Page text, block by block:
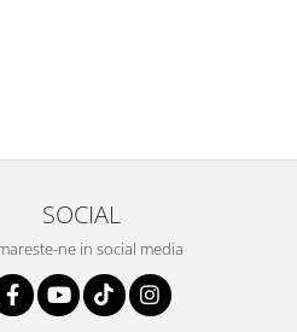
SOCIAL
ne in social media